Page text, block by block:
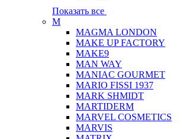
Показать все
M
MAGMA LONDON
MAKE UP FACTORY
MAKE9
MAN WAY
MANIAC GOURMET
MARIO FISSI 1937
MARK SHMIDT
MARTIDERM
MARVEL COSMETICS
MARVIS